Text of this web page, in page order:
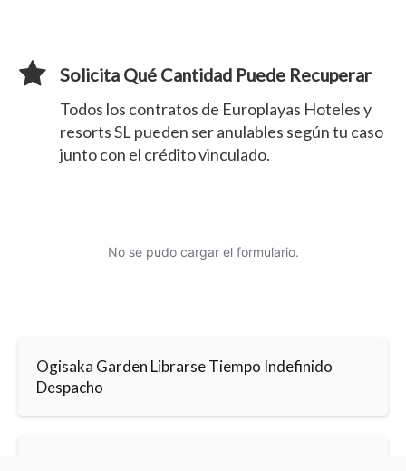
Solicita Qué Cantidad Puede Recuperar
Todos los contratos de Europlayas Hoteles y
resorts SL pueden ser anulables según tu caso
junto con el crédito vinculado.
No se pudo cargar el formulario.
Ogisaka Garden Librarse Tiempo Indefinido
Despacho